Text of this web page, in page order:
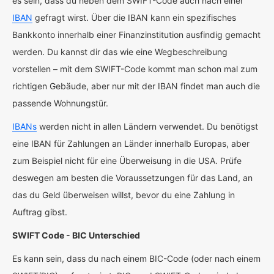
IBAN gefragt wirst. Über die IBAN kann ein spezifisches
Bankkonto innerhalb einer Finanzinstitution ausfindig gemacht
werden. Du kannst dir das wie eine Wegbeschreibung
vorstellen – mit dem SWIFT-Code kommt man schon mal zum
richtigen Gebäude, aber nur mit der IBAN findet man auch die
passende Wohnungstür.
IBANs werden nicht in allen Ländern verwendet. Du benötigst
eine IBAN für Zahlungen an Länder innerhalb Europas, aber
zum Beispiel nicht für eine Überweisung in die USA. Prüfe
deswegen am besten die Voraussetzungen für das Land, an
das du Geld überweisen willst, bevor du eine Zahlung in
Auftrag gibst.
SWIFT Code - BIC Unterschied
Es kann sein, dass du nach einem BIC-Code (oder nach einem